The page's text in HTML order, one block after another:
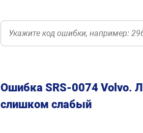
Ошибка SRS-0074 Volvo.
слишком слабый